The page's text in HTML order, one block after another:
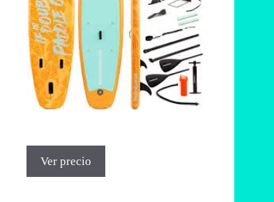
Ver precio